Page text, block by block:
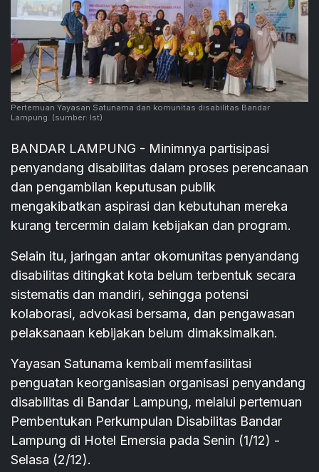
Pertemuan Yayasan Satunama dan komunitas disabilitas Bandar
Lampung. (sumber: Ist)
BANDAR LAMPUNG - Minimnya partisipasi
penyandang disabilitas dalam proses perencanaan
dan pengambilan keputusan publik
mengakibatkan aspirasi dan kebutuhan mereka
kurang tercermin dalam kebijakan dan program.
Selain itu, jaringan antar okomunitas penyandang
disabilitas ditingkat kota belum terbentuk secara
sistematis dan mandiri, sehingga potensi
kolaborasi, advokasi bersama, dan pengawasan
pelaksanaan kebijakan belum dimaksimalkan.
Yayasan Satunama kembali memfasilitasi
penguatan keorganisasian organisasi penyandang
disabilitas di Bandar Lampung, melalui pertemuan
Pembentukan Perkumpulan Disabilitas Bandar
Lampung di Hotel Emersia pada Senin (1/12) -
Selasa (2/12).